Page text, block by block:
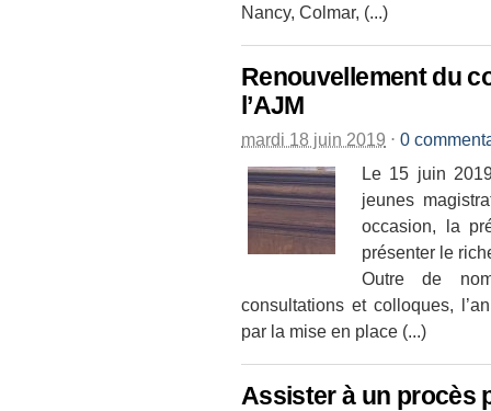
Nancy, Colmar, (...)
Renouvellement du
l’AJM
mardi 18 juin 2019 ⋅ 0
Le 15 juin
jeunes
occasion, la
présenter le
Outre de
consultations et colloques,
par la mise en place (...)
Assister à un procès